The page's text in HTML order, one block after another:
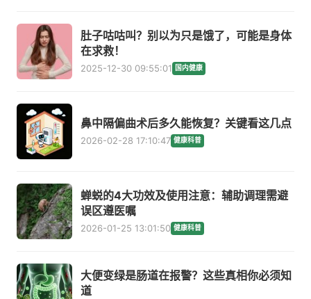
肚子咕咕叫？别以为只是饿了，可能是身体
在求救！
2025-12-30 09:55:01 国内健康
鼻中隔偏曲术后多久能恢复？关键看这几点
2026-02-28 17:10:47 健康科普
蝉蜕的4大功效及使用注意：辅助调理需避
误区遵医嘱
2026-01-25 13:01:50 健康科普
大便变绿是肠道在报警？这些真相你必须知
道